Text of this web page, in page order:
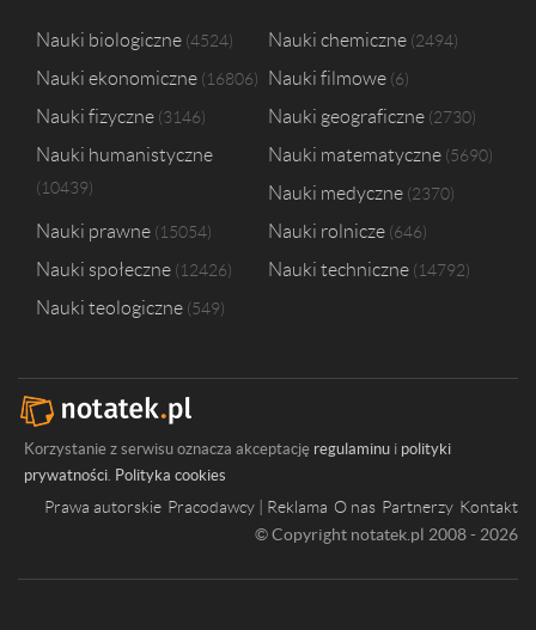
Nauki biologiczne 4524 Nauki chemiczne 2494
Nauki ekonomiczne 16806 Nauki filmowe 6
Nauki fizyczne 3146 Nauki geograficzne 2730
Nauki humanistyczne
10439
Nauki matematyczne 5690
Nauki medyczne 2370
Nauki prawne 15054 Nauki rolnicze 646
Nauki społeczne 12426 Nauki techniczne 14792
Nauki teologiczne 549
Korzystanie z serwisu oznacza akceptację regulaminu i polityki
prywatności. Polityka cookies
Prawa autorskie Pracodawcy | Reklama O nas Partnerzy Kontakt
© Copyright notatek.pl 2008 - 2026